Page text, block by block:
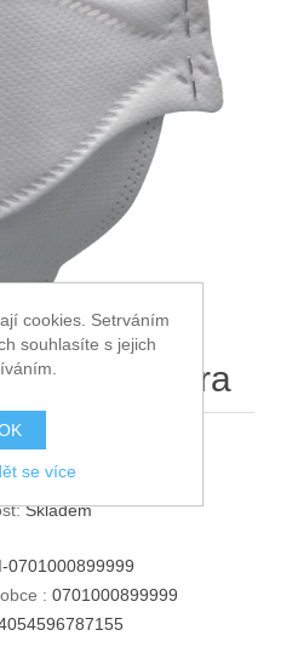
Aura
Skladem
0701000899999
: 0701000899999
cookies. Setrváním
souhlasíte s jejich
se více